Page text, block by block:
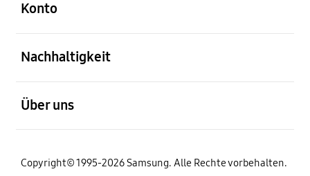
Konto
Nachhaltigkeit
Über uns
Copyright© 1995-2026 Samsung. Alle Rechte vorbehalten.